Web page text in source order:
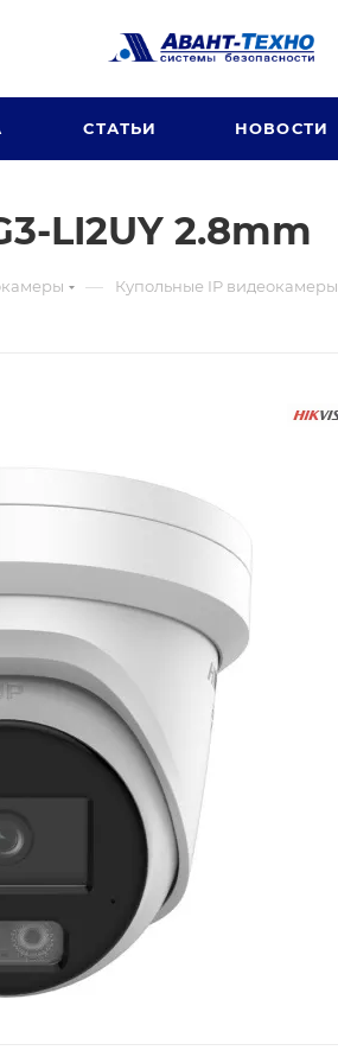
СТАТЬИ НОВОСТИ
LI2UY 2.8mm
— Купольные IP видеокамеры